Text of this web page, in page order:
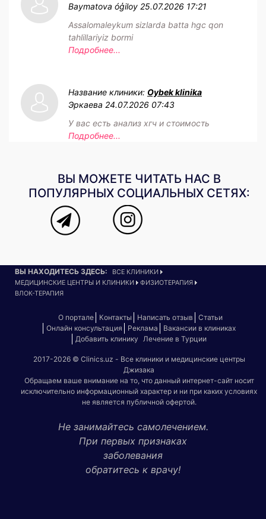
Baymatova óģiloy 25.07.2026 17:21
Assalomaleykum sizlarda batta hgc qon
tahlillariyiz bormi
Подробнее...
Название клиники: Oybek klinika
Эркаева 24.07.2026 07:43
У вас есть анализ хгч и стоимость
Подробнее...
ВЫ МОЖЕТЕ ЧИТАТЬ НАС В
ПОПУЛЯРНЫХ СОЦИАЛЬНЫХ СЕТЯХ:
ВЫ НАХОДИТЕСЬ ЗДЕСЬ:
ВСЕ КЛИНИКИ
МЕДИЦИНСКИЕ ЦЕНТРЫ И КЛИНИКИ
ФИЗИОТЕРАПИЯ
ВЛОК-ТЕРАПИЯ
О портале Контакты Написать отзыв
Статьи
Онлайн консультация
Реклама
Вакансии в клиниках
Добавить клинику
Лечение в Турции
2017-2026 © Clinics.uz - Все клиники и медицинские центры
Джизака
Обращаем ваше внимание на то, что данный интернет-сайт носит
исключительно информационный характер и ни при каких условиях
не является публичной офертой.
Не занимайтесь самолечением.
При первых признаках
заболевания
обратитесь к врачу!